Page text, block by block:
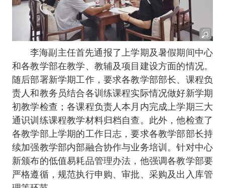
李海副主任首先通报了上学期及暑假期间中心
和各教学部在教学、教辅及项目建设方面的情况。
随后部署新学期工作，要求各教学部部长、课程负
责人和教务员结合各训练课程实际情况做好新学期
初教学检查；各课程负责人本月内完成上学期三大
通识训练课程教学材料归档自查。此外，他检查了
各教学部上学期的工作日志，要求各教学部部长持
续加强教学部内部融合协作与业务培训。针对中心
新颁布的低值易耗品管理办法，他强调各教学部要
严格遵循，规范执行申购、审批、采购及出入库管